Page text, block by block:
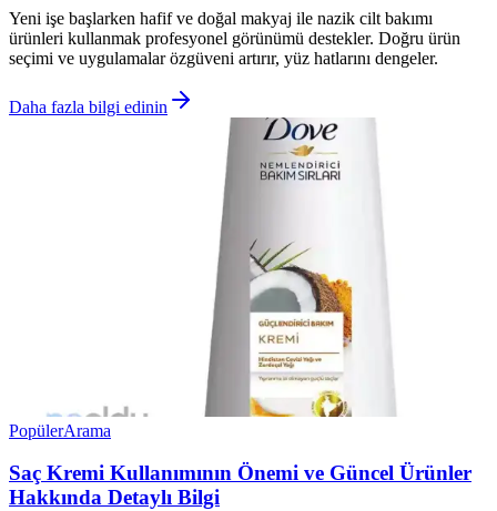
Yeni işe başlarken hafif ve doğal makyaj ile nazik cilt bakımı
ürünleri kullanmak profesyonel görünümü destekler. Doğru ürün
seçimi ve uygulamalar özgüveni artırır, yüz hatlarını dengeler.
Daha fazla bilgi edinin
PopülerArama
Saç Kremi Kullanımının Önemi ve Güncel Ürünler
Hakkında Detaylı Bilgi